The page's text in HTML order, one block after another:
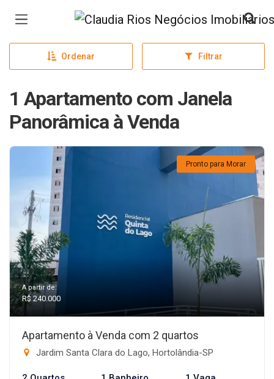
Página inicial
Ordenar Filtrar
1 Apartamento com Janela
Panorâmica à Venda
Pronto para Morar
A partir de:
R$ 240.000
Apartamento à Venda com 2 quartos
Jardim Santa Clara do Lago, Hortolândia-SP